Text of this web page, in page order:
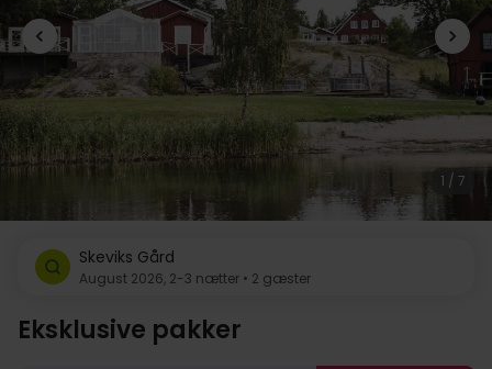
1 / 7
Skeviks Gård
August 2026, 2-3 nætter • 2 gæster
Eksklusive pakker